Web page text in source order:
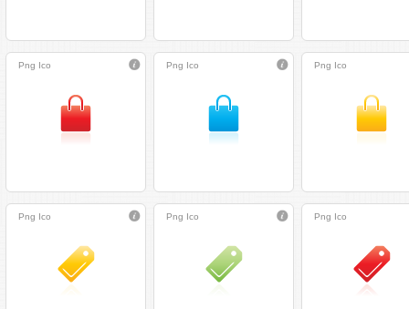
Png Ico Png Ico Png Ico
Png Ico Png Ico Png Ico